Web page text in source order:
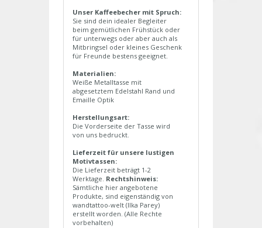
Unser Kaffeebecher mit Spruch:
Sie sind dein idealer Begleiter
beim gemütlichen Frühstück oder
für unterwegs oder aber auch als
Mitbringsel oder kleines Geschenk
für Freunde bestens geeignet.
Materialien:
Weiße Metalltasse mit
abgesetztem Edelstahl Rand und
Emaille Optik
Herstellungsart:
Die Vorderseite der Tasse wird
von uns bedruckt.
Lieferzeit für unsere lustigen
Motivtassen:
Die Lieferzeit beträgt 1-2
Werktage. Rechtshinweis:
Sämtliche hier angebotene
Produkte, sind eigenständig von
wandtattoo-welt (Ilka Parey)
erstellt worden. (Alle Rechte
vorbehalten)